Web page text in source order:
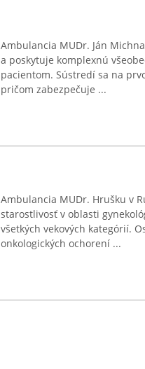
Ambulancia MUDr. Ján
a poskytuje komplexnú
pacientom. Sústredí sa na
pričom zabezpečuje ...
Ambulancia MUDr. Hrušku v
starostlivosť v oblasti
všetkých vekových kategórií.
onkologických ochorení ...